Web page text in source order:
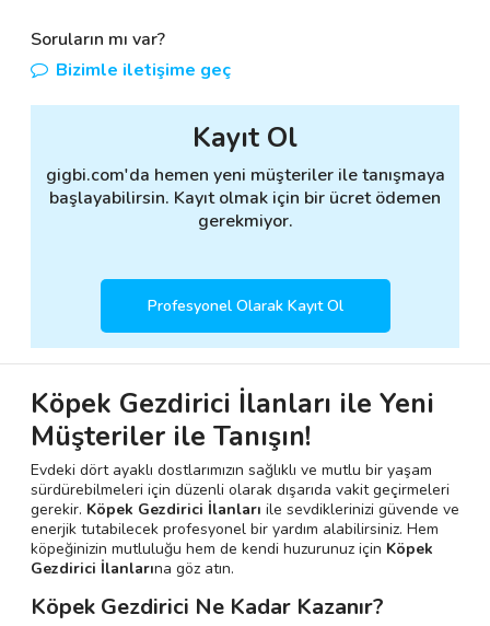
Soruların mı var?
Bizimle iletişime geç
Kayıt Ol
gigbi.com'da hemen yeni müşteriler ile tanışmaya
başlayabilirsin. Kayıt olmak için bir ücret ödemen
gerekmiyor.
Profesyonel Olarak Kayıt Ol
Köpek Gezdirici İlanları ile Yeni
Müşteriler ile Tanışın!
Evdeki dört ayaklı dostlarımızın sağlıklı ve mutlu bir yaşam
sürdürebilmeleri için düzenli olarak dışarıda vakit geçirmeleri
gerekir. Köpek Gezdirici İlanları ile sevdiklerinizi güvende ve
enerjik tutabilecek profesyonel bir yardım alabilirsiniz. Hem
köpeğinizin mutluluğu hem de kendi huzurunuz için Köpek
Gezdirici İlanlarına göz atın.
Köpek Gezdirici Ne Kadar Kazanır?